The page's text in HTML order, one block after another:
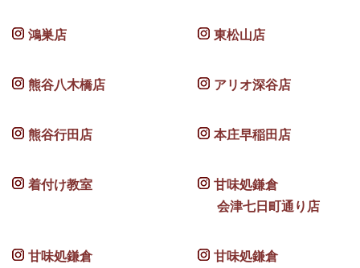
鴻巣店 東松山店
熊谷八木橋店 アリオ深谷店
熊谷行田店 本庄早稲田店
着付け教室
甘味処鎌倉
会津七日町通り店
甘味処鎌倉
甘味処鎌倉